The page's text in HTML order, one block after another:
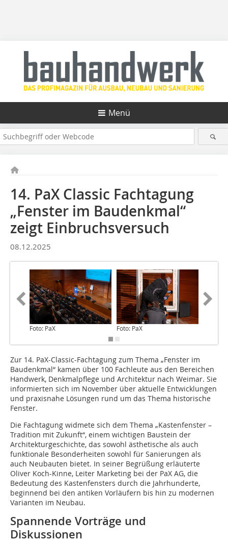
Menü
14. PaX Classic Fachtagung
„Fenster im Baudenkmal“
zeigt Einbruchsversuch
08.12.2025
Foto: PaX Foto: PaX
Zur 14. PaX-Classic-Fachtagung zum Thema „Fenster im
Baudenkmal“ kamen über 100 Fachleute aus den Bereichen
Handwerk, Denkmalpflege und Architektur nach Weimar. Sie
informierten sich im November über aktuelle Entwicklungen
und praxisnahe Lösungen rund um das Thema historische
Fenster.
Die Fachtagung widmete sich dem Thema „Kastenfenster –
Tradition mit Zukunft“, einem wichtigen Baustein der
Architekturgeschichte, das sowohl ästhetische als auch
funktionale Besonderheiten sowohl für Sanierungen als
auch Neubauten bietet. In seiner Begrüßung erläuterte
Oliver Koch-Kinne, Leiter Marketing bei der PaX AG, die
Bedeutung des Kastenfensters durch die Jahrhunderte,
beginnend bei den antiken Vorläufern bis hin zu modernen
Varianten im Neubau.
Spannende Vorträge und
Diskussionen